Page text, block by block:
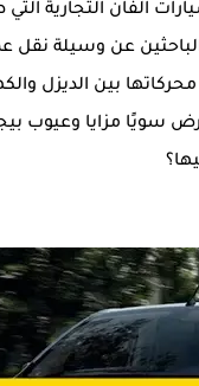
2026 هي من أبرز سيارات
عن وسيلة نقل
بين الديزل